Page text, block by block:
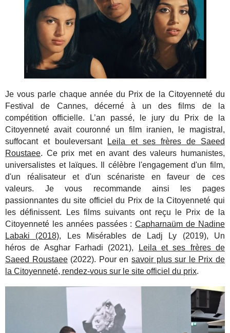
Je vous parle chaque année du Prix de la Citoyenneté du
Festival de Cannes, décerné à un des films de la
compétition officielle. L’an passé, le jury du Prix de la
Citoyenneté avait couronné un film iranien, le magistral,
suffocant et bouleversant
Leila et ses frèresde Saeed
Roustaee. Ce prix met en avant des valeurs humanistes,
universalistes et laïques. Il célèbre l'engagement d'un film,
d'un réalisateur et d'un scénariste en faveur de ces
valeurs. Je vous recommande ainsi les pages
passionnantes du site officiel du Prix de la Citoyenneté qui
les définissent. Les films suivants ont reçu le Prix de la
Citoyenneté les années passées :Capharnaüm de Nadine
Labaki (2018), Les Misérables de Ladj Ly (2019), Un
héros de Asghar Farhadi (2021),
Leila et ses frères de
Saeed Roustaee(2022). Pour ensavoir plus sur le Prix de
la Citoyenneté, rendez-vous sur le site officiel du prix.